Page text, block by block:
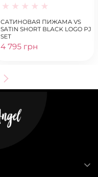
САТИНОВАЯ ПИЖАМА VS
SATIN SHORT BLACK LOGO PJ
SET
4 795 грн